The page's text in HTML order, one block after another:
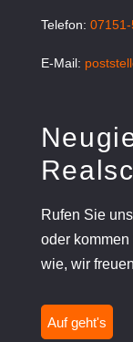
Telefon:
E-Mail:
Rufen Sie
oder
wie, wir
Auf geht's